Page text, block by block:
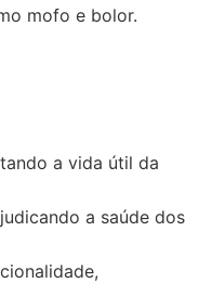
mofo e bolor.
a vida útil da
a saúde dos